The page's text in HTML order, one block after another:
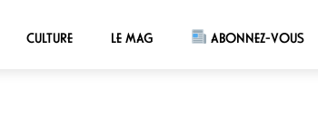
CULTURE LE MAG ABONNEZ-VOUS